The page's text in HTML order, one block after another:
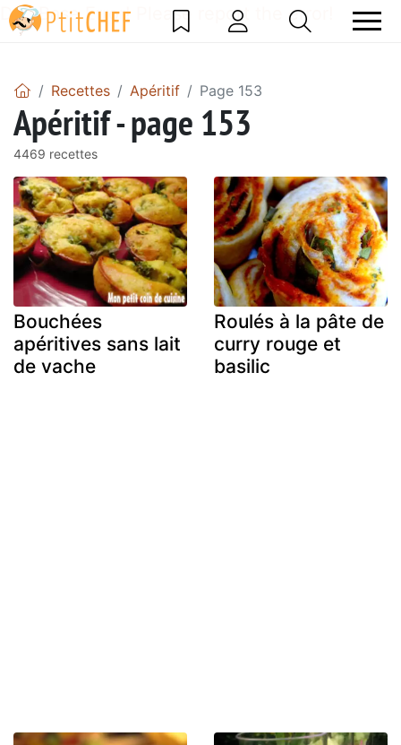
DataBase Error! Please report the error!
Recettes Apéritif Page 153
Apéritif - page 153
4469 recettes
Bouchées
apéritives sans lait
de vache
Roulés à la pâte de
curry rouge et
basilic